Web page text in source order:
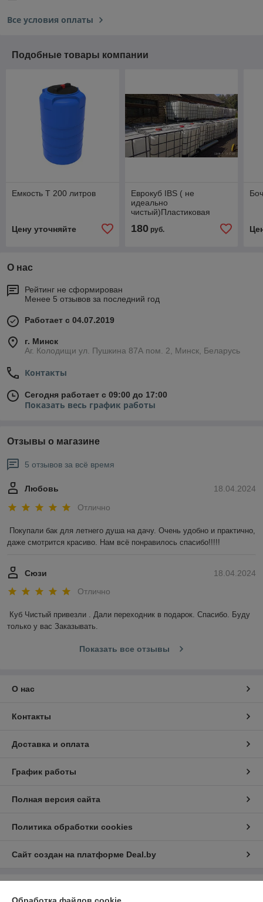
Все условия оплаты
Подобные товары компании
Емкость Т 200 литров
Цену уточняйте
Еврокуб IBS ( не
идеально
чистый)Пластиковая
180руб.
О нас
Рейтинг не сформирован
Менее 5 отзывов за последний год
Работает с 04.07.2019
г. Минск
Аг. Колодищи ул. Пушкина 87А пом. 2, Минск, Беларусь
Контакты
Сегодня работает с 09:00 до 17:00
Показать весь график работы
Отзывы о магазине
5 отзывов за всё время
18.04.2024
Любовь
Отлично
Покупали бак для летнего душа на дачу. Очень удобно и практично,
даже смотрится красиво. Нам всё понравилось спасибо!!!!!
18.04.2024
Сюзи
Отлично
Куб Чистый привезли . Дали переходник в подарок. Спасибо. Буду
только у вас Заказывать.
Показать все отзывы
О нас
Контакты
Доставка и оплата
График работы
Полная версия сайта
Политика обработки cookies
Сайт создан на платформе Deal.by